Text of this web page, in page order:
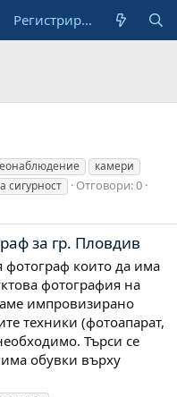
Регистрирай се
камери
сигурност
Отговори: 0
за гр. Пловдив
фотограф които да има
фотография на
импровизирано
техники (фотоапарат,
Търси се
обувки върху